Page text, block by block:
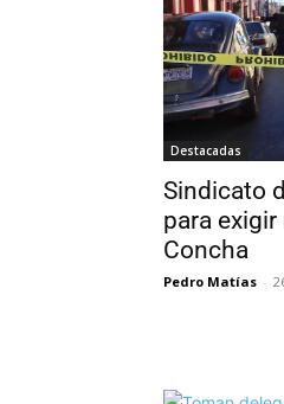
Destacadas
Sindicato
para exigir
Concha
Pedro Matías -